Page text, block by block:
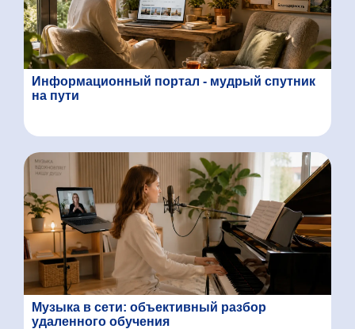
Информационный портал - мудрый спутник
на пути
Музыка в сети: объективный разбор
удаленного обучения